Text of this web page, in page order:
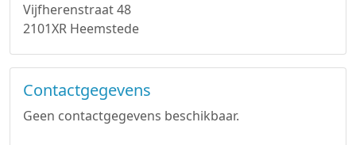
Vijfherenstraat 48
2101XR Heemstede
Contactgegevens
Geen contactgegevens beschikbaar.